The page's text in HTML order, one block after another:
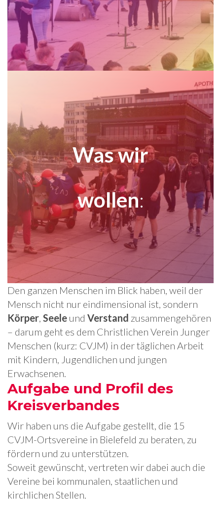
Was wir
wollen:
Den ganzen Menschen im Blick haben, weil der
Mensch nicht nur eindimensional ist, sondern
Körper, Seele und Verstand zusammengehören
– darum geht es dem Christlichen Verein Junger
Menschen (kurz: CVJM) in der täglichen Arbeit
mit Kindern, Jugendlichen und jungen
Erwachsenen.
Aufgabe und Profil des
Kreisverbandes
Wir haben uns die Aufgabe gestellt, die 15
CVJM-Ortsvereine in Bielefeld zu beraten, zu
fördern und zu unterstützen.
Soweit gewünscht, vertreten wir dabei auch die
Vereine bei kommunalen, staatlichen und
kirchlichen Stellen.